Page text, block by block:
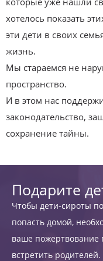
хотелось показать
эти дети в своих
жизнь.
Мы стараемся не
пространство.
И в этом нас
законодательство,
сохранение тайны.
Подарите
Чтобы дети-сироты
попасть домой,
ваше пожертвование
встретить родителей.